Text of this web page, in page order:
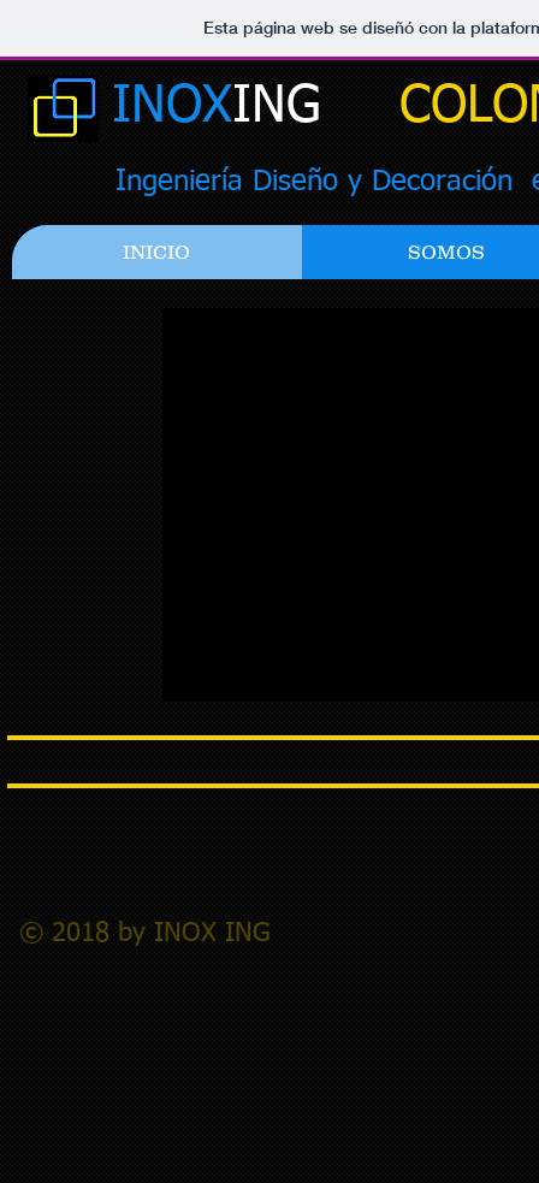
Esta página web se diseñó con la
INOXING
Ingeniería Diseño y Decoración
INICIO SOMOS
© 2018 by INOX ING